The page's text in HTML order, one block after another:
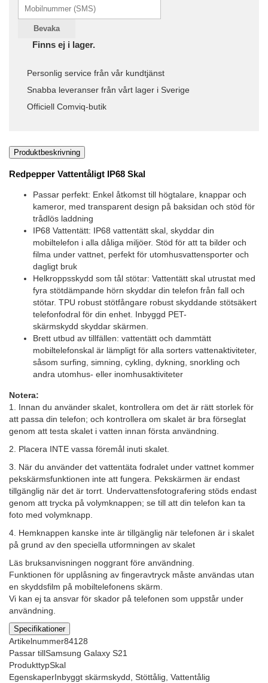
Bevaka
Finns ej i lager.
Personlig service från vår kundtjänst
Snabba leveranser från vårt lager i Sverige
Officiell Comviq-butik
Produktbeskrivning
Redpepper Vattentåligt IP68 Skal
Passar perfekt: Enkel åtkomst till högtalare, knappar och
kameror, med transparent design på baksidan och stöd för
trådlös laddning
IP68 Vattentätt: IP68 vattentätt skal, skyddar din
mobiltelefon i alla dåliga miljöer. Stöd för att ta bilder och
filma under vattnet, perfekt för utomhusvattensporter och
dagligt bruk
Helkroppsskydd som tål stötar: Vattentätt skal utrustat med
fyra stötdämpande hörn skyddar din telefon från fall och
stötar. TPU robust stötfångare robust skyddande stötsäkert
telefonfodral för din enhet. Inbyggd PET-
skärmskydd skyddar skärmen.
Brett utbud av tillfällen: vattentätt och dammtätt
mobiltelefonskal är lämpligt för alla sorters vattenaktiviteter,
såsom surfing, simning, cykling, dykning, snorkling och
andra utomhus- eller inomhusaktiviteter
Notera:
1. Innan du använder skalet, kontrollera om det är rätt storlek för
att passa din telefon; och kontrollera om skalet är bra förseglat
genom att testa skalet i vatten innan första användning.
2. Placera INTE vassa föremål inuti skalet.
3. När du använder det vattentäta fodralet under vattnet kommer
pekskärmsfunktionen inte att fungera. Pekskärmen är endast
tillgänglig när det är torrt. Undervattensfotografering stöds endast
genom att trycka på volymknappen; se till att din telefon kan ta
foto med volymknapp.
4. Hemknappen kanske inte är tillgänglig när telefonen är i skalet
på grund av den speciella utformningen av skalet
Läs bruksanvisningen noggrant före användning.
Funktionen för upplåsning av fingeravtryck måste användas utan
en skyddsfilm på mobiltelefonens skärm.
Vi kan ej ta ansvar för skador på telefonen som uppstår under
användning.
Specifikationer
Artikelnummer84128
Passar tillSamsung Galaxy S21
ProdukttypSkal
EgenskaperInbyggt skärmskydd, Stöttålig, Vattentålig